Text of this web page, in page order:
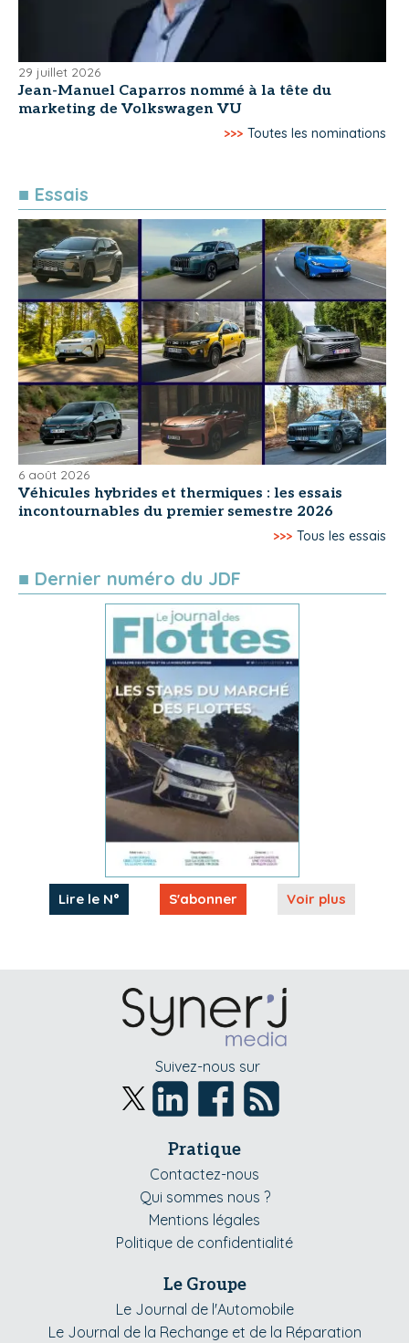
29 juillet 2026
Jean-Manuel Caparros nommé à la tête du
marketing de Volkswagen VU
>>> Toutes les nominations
■ Essais
6 août 2026
Véhicules hybrides et thermiques : les essais
incontournables du premier semestre 2026
>>> Tous les essais
■ Dernier numéro du JDF
Lire le N° S'abonner Voir plus
Suivez-nous sur
Pratique
Contactez-nous
Qui sommes nous ?
Mentions légales
Politique de confidentialité
Le Groupe
Le Journal de l'Automobile
Le Journal de la Rechange et de la Réparation